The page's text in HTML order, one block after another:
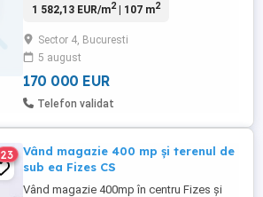
suprafață totală de 107,45 mp utili . Boxele
unul lângă altul, vizavi de celalalt, practic,
la aceeași adresă. În ambele blocuri, două
dintre ...
1 582,13 EUR/m2| 107 m2
Sector 4, Bucuresti
5 august
170 000 EUR
Telefon validat
23
Vând magazie 400 mp și terenul de
sub ea Fizes CS
Vând magazie 400mp în centru Fizes și